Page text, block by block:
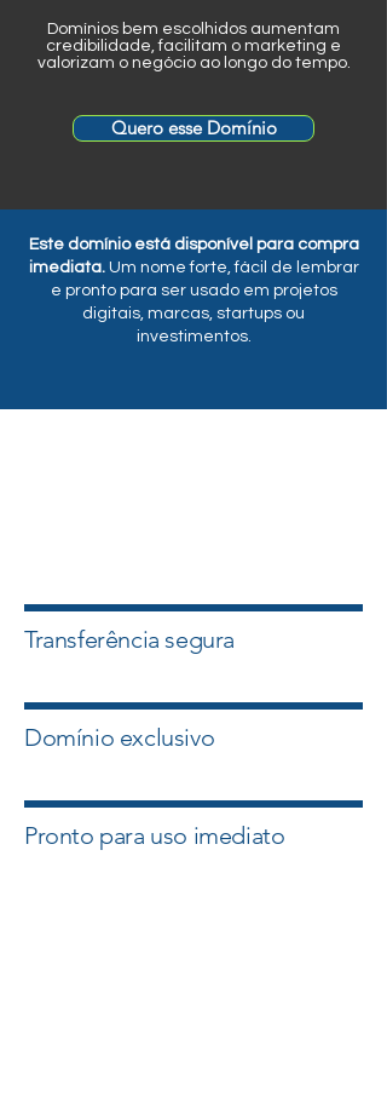
Domínios bem escolhidos aumentam
credibilidade, facilitam o marketing e
valorizam o negócio ao longo do tempo.
Quero esse Domínio
Este domínio está disponível para compra
imediata. Um nome forte, fácil de lembrar
e pronto para ser usado em projetos
digitais, marcas, startups ou
investimentos.
Transferência segura
Domínio exclusivo
Pronto para uso imediato